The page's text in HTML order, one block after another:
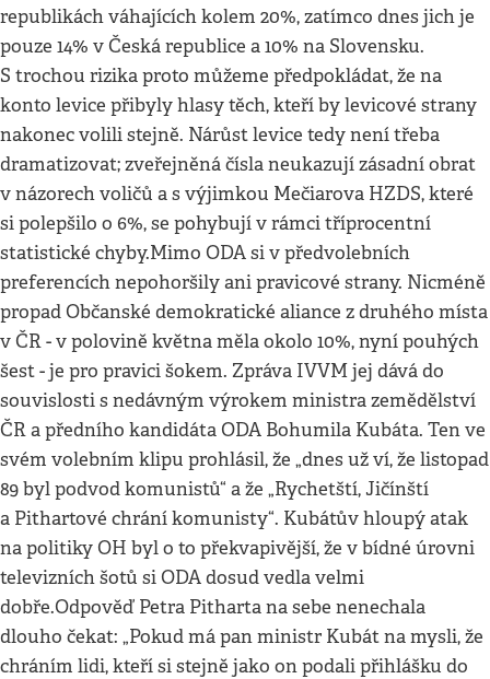
republikách váhajících kolem 20%, zatímco dnes jich je
pouze 14% v Česká republice a 10% na Slovensku.
S trochou rizika proto můžeme předpokládat, že na
konto levice přibyly hlasy těch, kteří by levicové strany
nakonec volili stejně. Nárůst levice tedy není třeba
dramatizovat; zveřejněná čísla neukazují zásadní obrat
v názorech voličů a s výjimkou Mečiarova HZDS, které
si polepšilo o 6%, se pohybují v rámci tříprocentní
statistické chyby.Mimo ODA si v předvolebních
preferencích nepohoršily ani pravicové strany. Nicméně
propad Občanské demokratické aliance z druhého místa
v ČR - v polovině května měla okolo 10%, nyní pouhých
šest - je pro pravici šokem. Zpráva IVVM jej dává do
souvislosti s nedávným výrokem ministra zemědělství
ČR a předního kandidáta ODA Bohumila Kubáta. Ten ve
svém volebním klipu prohlásil, že „dnes už ví, že listopad
89 byl podvod komunistů“ a že „Rychetští, Jičínští
a Pithartové chrání komunisty“. Kubátův hloupý atak
na politiky OH byl o to překvapivější, že v bídné úrovni
televizních šotů si ODA dosud vedla velmi
dobře.Odpověď Petra Pitharta na sebe nenechala
dlouho čekat: „Pokud má pan ministr Kubát na mysli, že
chráním lidi, kteří si stejně jako on podali přihlášku do